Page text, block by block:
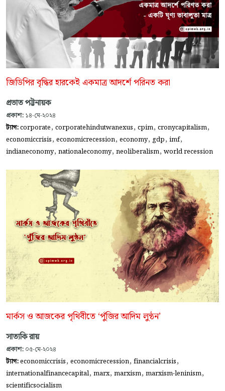
জিডিপির বৃদ্ধির হারকেই একমাত্র আদর্শে পরিনত করা
প্রভাত পট্টনায়ক
প্রকাশ: ১৪-মে-২০২৪
ট্যাগ:corporate, corporatehindutwanexus, cpim, cronycapitalism,
economiccrisis, economicrecession, economy, gdp, imf,
indianeconomy, nationaleconomy, neoliberalism, world recession
মার্কস ও আজকের পৃথিবীতে ‘পুঁজির আদিম লুন্ঠন’
সাত্যকি রায়
প্রকাশ: ০৫-মে-২০২৪
ট্যাগ:economiccrisis, economicrecession, financialcrisis,
internationalfinancecapital, marx, marxism, marxism-leninism,
scientificsocialism